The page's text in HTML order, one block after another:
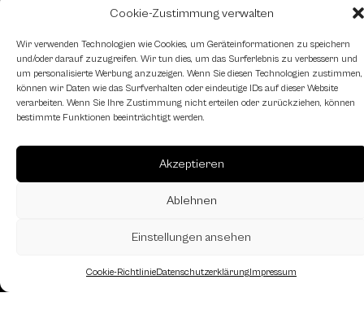
Cookie-Zustimmung verwalten
Wir verwenden Technologien wie Cookies, um Geräteinformationen zu speichern
und/oder darauf zuzugreifen. Wir tun dies, um das Surferlebnis zu verbessern und
um personalisierte Werbung anzuzeigen. Wenn Sie diesen Technologien zustimmen,
können wir Daten wie das Surfverhalten oder eindeutige IDs auf dieser Website
verarbeiten. Wenn Sie Ihre Zustimmung nicht erteilen oder zurückziehen, können
bestimmte Funktionen beeinträchtigt werden.
Akzeptieren
Ablehnen
Einstellungen ansehen
Cookie-RichtlinieDatenschutzerklärungImpressum
4060 Leonding